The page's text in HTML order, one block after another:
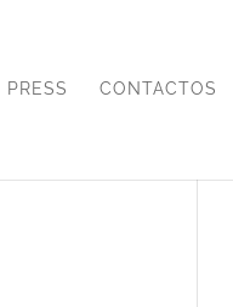
PRESS CONTACTOS